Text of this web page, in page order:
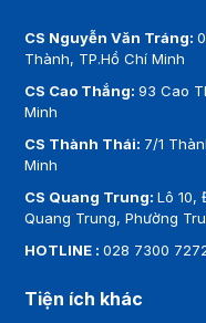
CS Nguyễn Văn Tráng:
Thành, TP.Hồ Chí Minh
CS Cao Thắng:93 Cao
Minh
CS Thành Thái: 7/1
Minh
CS Quang Trung:Lô 10,
Quang Trung, Phường
HOTLINE :028 7300
Tiện ích khác